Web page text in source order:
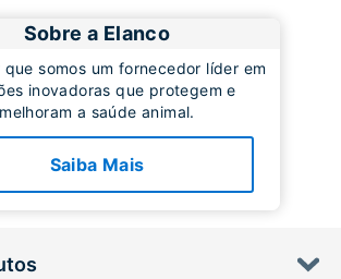
Sobre a Elanco
que somos um fornecedor líder em
inovadoras que protegem e
melhoram a saúde animal.
Saiba Mais